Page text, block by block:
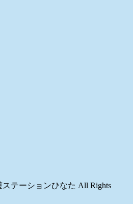
テーションひなた All Rights